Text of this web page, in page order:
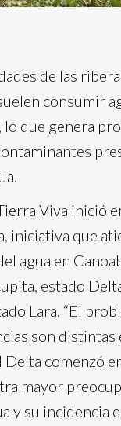
de las
consumir
que genera
Viva inició
iniciativa que
agua en
estado
Lara. “El
son distintas
Delta comenzó
mayor
y su incidencia